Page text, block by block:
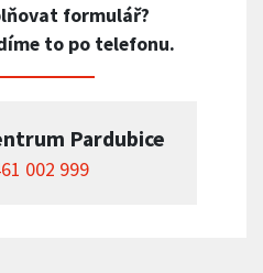
formulář?
to po telefonu.
Pardubice
002 999